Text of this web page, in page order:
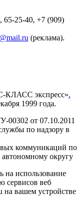
65-25-40, +7 (909)
(реклама).
КЛАСС экспресс».
1999 года.
00302 от 07.10.2011
по надзору в
коммуникаций по
округу
использование
сервисов веб
вашем устройстве